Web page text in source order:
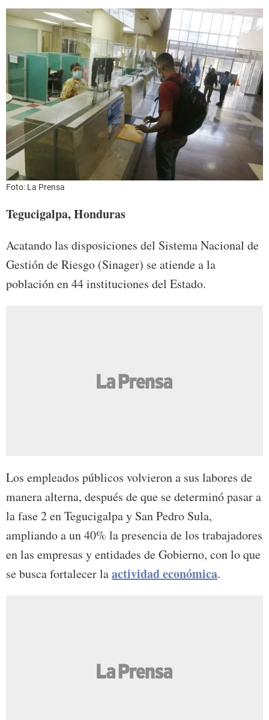
Foto: La Prensa
Tegucigalpa, Honduras
Acatando las disposiciones del Sistema Nacional de
Gestión de Riesgo (Sinager) se atiende a la
población en 44 instituciones del Estado.
Los empleados públicos volvieron a sus labores de
manera alterna, después de que se determinó pasar a
la fase 2 en Tegucigalpa y San Pedro Sula,
ampliando a un 40% la presencia de los trabajadores
en las empresas y entidades de Gobierno, con lo que
se busca fortalecer laactividad económica.